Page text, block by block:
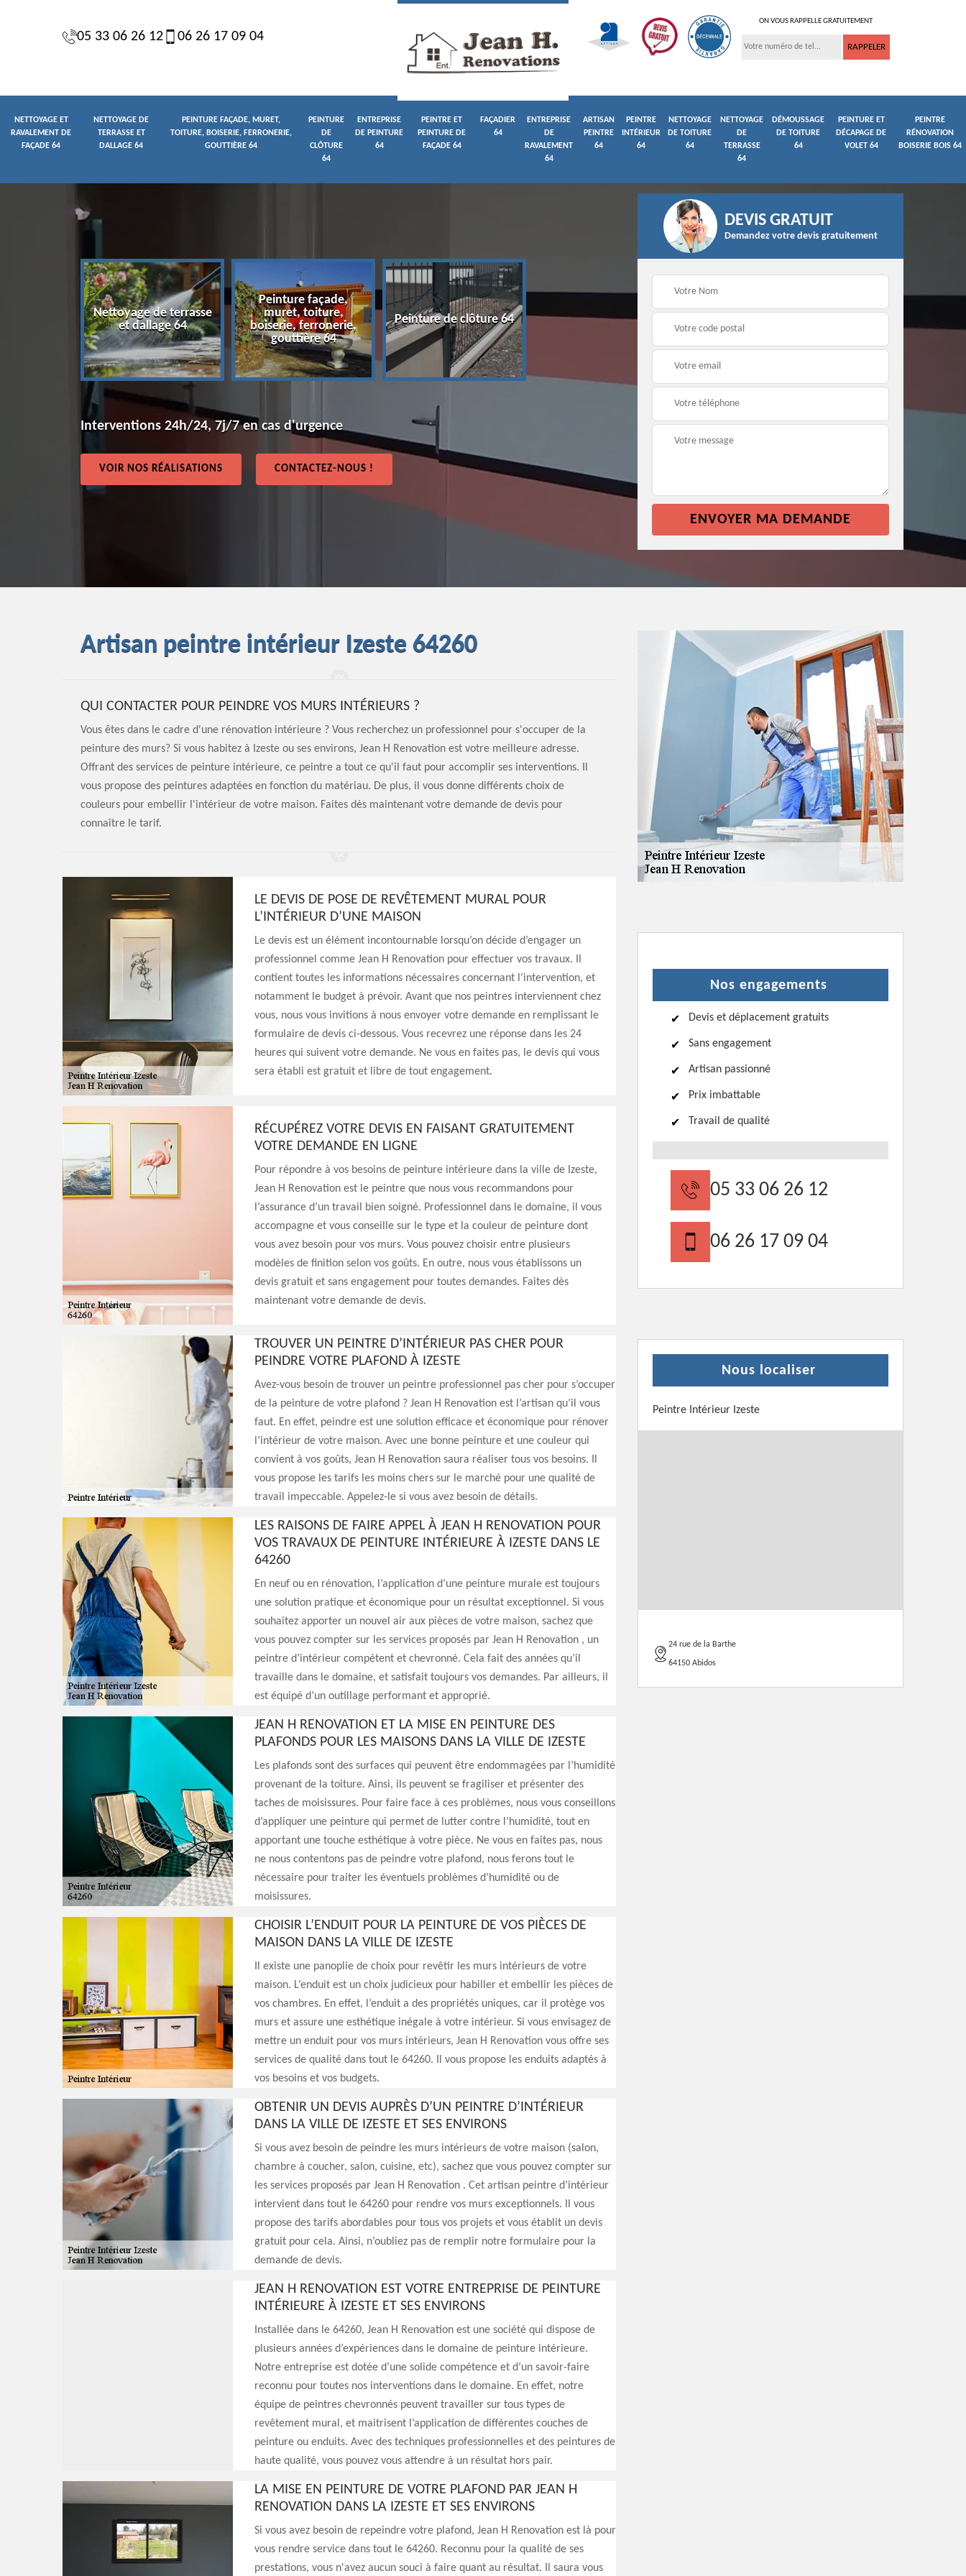
05 33 06 26 12 06 26 17 09 04
ON VOUS RAPPELLE GRATUITEMENT
NETTOYAGE ET
RAVALEMENT DE
FAÇADE 64
NETTOYAGE DE
TERRASSE ET
DALLAGE 64
PEINTURE FAÇADE, MURET,
TOITURE, BOISERIE, FERRONERIE,
GOUTTIÈRE 64
PEINTURE
DE
CLÔTURE
64
ENTREPRISE
DE PEINTURE
64
PEINTRE ET
PEINTURE DE
FAÇADE 64
FAÇADIER
64
ENTREPRISE
DE
RAVALEMENT
64
ARTISAN
PEINTRE
64
PEINTRE
INTÉRIEUR
64
NETTOYAGE
DE TOITURE
64
NETTOYAGE
DE
TERRASSE
64
DÉMOUSSAGE
DE TOITURE
64
PEINTURE ET
DÉCAPAGE DE
VOLET 64
PEINTRE
RÉNOVATION
BOISERIE BOIS 64
Nettoyage de terrasse
et dallage 64
Peinture façade,
muret, toiture,
boiserie, ferronerie,
gouttière 64
Peinture de clôture 64
Entreprise de peinture
Peintre et peinture de
façade 64
Façadier 64
Interventions 24h/24, 7j/7 en cas d'urgence
VOIR NOS RÉALISATIONS CONTACTEZ-NOUS !
DEVIS GRATUIT
Demandez votre devis gratuitement
Artisan peintre intérieur Izeste 64260
QUI CONTACTER POUR PEINDRE VOS MURS INTÉRIEURS ?
Vous êtes dans le cadre d'une rénovation intérieure ? Vous recherchez un professionnel pour s'occuper de la
peinture des murs? Si vous habitez à Izeste ou ses environs, Jean H Renovation est votre meilleure adresse.
Offrant des services de peinture intérieure, ce peintre a tout ce qu'il faut pour accomplir ses interventions. Il
vous propose des peintures adaptées en fonction du matériau. De plus, il vous donne différents choix de
couleurs pour embellir l'intérieur de votre maison. Faites dès maintenant votre demande de devis pour
connaître le tarif.
LE DEVIS DE POSE DE REVÊTEMENT MURAL POUR
L’INTÉRIEUR D’UNE MAISON
Le devis est un élément incontournable lorsqu’on décide d’engager un
professionnel comme Jean H Renovation pour effectuer vos travaux. Il
contient toutes les informations nécessaires concernant l’intervention, et
notamment le budget à prévoir. Avant que nos peintres interviennent chez
vous, nous vous invitions à nous envoyer votre demande en remplissant le
formulaire de devis ci-dessous. Vous recevrez une réponse dans les 24
heures qui suivent votre demande. Ne vous en faites pas, le devis qui vous
sera établi est gratuit et libre de tout engagement.
RÉCUPÉREZ VOTRE DEVIS EN FAISANT GRATUITEMENT
VOTRE DEMANDE EN LIGNE
Pour répondre à vos besoins de peinture intérieure dans la ville de Izeste,
Jean H Renovation est le peintre que nous vous recommandons pour
l’assurance d’un travail bien soigné. Professionnel dans le domaine, il vous
accompagne et vous conseille sur le type et la couleur de peinture dont
vous avez besoin pour vos murs. Vous pouvez choisir entre plusieurs
modèles de finition selon vos goûts. En outre, nous vous établissons un
devis gratuit et sans engagement pour toutes demandes. Faites dès
maintenant votre demande de devis.
TROUVER UN PEINTRE D’INTÉRIEUR PAS CHER POUR
PEINDRE VOTRE PLAFOND À IZESTE
Avez-vous besoin de trouver un peintre professionnel pas cher pour s’occuper
de la peinture de votre plafond ? Jean H Renovation est l’artisan qu’il vous
faut. En effet, peindre est une solution efficace et économique pour rénover
l’intérieur de votre maison. Avec une bonne peinture et une couleur qui
convient à vos goûts, Jean H Renovation saura réaliser tous vos besoins. Il
vous propose les tarifs les moins chers sur le marché pour une qualité de
travail impeccable. Appelez-le si vous avez besoin de détails.
LES RAISONS DE FAIRE APPEL À JEAN H RENOVATION POUR
VOS TRAVAUX DE PEINTURE INTÉRIEURE À IZESTE DANS LE
64260
En neuf ou en rénovation, l’application d’une peinture murale est toujours
une solution pratique et économique pour un résultat exceptionnel. Si vous
souhaitez apporter un nouvel air aux pièces de votre maison, sachez que
vous pouvez compter sur les services proposés par Jean H Renovation , un
peintre d’intérieur compétent et chevronné. Cela fait des années qu’il
travaille dans le domaine, et satisfait toujours vos demandes. Par ailleurs, il
est équipé d’un outillage performant et approprié.
JEAN H RENOVATION ET LA MISE EN PEINTURE DES
PLAFONDS POUR LES MAISONS DANS LA VILLE DE IZESTE
Les plafonds sont des surfaces qui peuvent être endommagées par l’humidité
provenant de la toiture. Ainsi, ils peuvent se fragiliser et présenter des
taches de moisissures. Pour faire face à ces problèmes, nous vous conseillons
d’appliquer une peinture qui permet de lutter contre l’humidité, tout en
apportant une touche esthétique à votre pièce. Ne vous en faites pas, nous
ne nous contentons pas de peindre votre plafond, nous ferons tout le
nécessaire pour traiter les éventuels problèmes d’humidité ou de
moisissures.
CHOISIR L’ENDUIT POUR LA PEINTURE DE VOS PIÈCES DE
MAISON DANS LA VILLE DE IZESTE
Il existe une panoplie de choix pour revêtir les murs intérieurs de votre
maison. L’enduit est un choix judicieux pour habiller et embellir les pièces de
vos chambres. En effet, l’enduit a des propriétés uniques, car il protège vos
murs et assure une esthétique inégale à votre intérieur. Si vous envisagez de
mettre un enduit pour vos murs intérieurs, Jean H Renovation vous offre ses
services de qualité dans tout le 64260. Il vous propose les enduits adaptés à
vos besoins et vos budgets.
OBTENIR UN DEVIS AUPRÈS D’UN PEINTRE D’INTÉRIEUR
DANS LA VILLE DE IZESTE ET SES ENVIRONS
Si vous avez besoin de peindre les murs intérieurs de votre maison (salon,
chambre à coucher, salon, cuisine, etc), sachez que vous pouvez compter sur
les services proposés par Jean H Renovation . Cet artisan peintre d’intérieur
intervient dans tout le 64260 pour rendre vos murs exceptionnels. Il vous
propose des tarifs abordables pour tous vos projets et vous établit un devis
gratuit pour cela. Ainsi, n’oubliez pas de remplir notre formulaire pour la
demande de devis.
JEAN H RENOVATION EST VOTRE ENTREPRISE DE PEINTURE
INTÉRIEURE À IZESTE ET SES ENVIRONS
Installée dans le 64260, Jean H Renovation est une société qui dispose de
plusieurs années d’expériences dans le domaine de peinture intérieure.
Notre entreprise est dotée d’une solide compétence et d’un savoir-faire
reconnu pour toutes nos interventions dans le domaine. En effet, notre
équipe de peintres chevronnés peuvent travailler sur tous types de
revêtement mural, et maitrisent l’application de différentes couches de
peinture ou enduits. Avec des techniques professionnelles et des peintures de
haute qualité, vous pouvez vous attendre à un résultat hors pair.
LA MISE EN PEINTURE DE VOTRE PLAFOND PAR JEAN H
RENOVATION DANS LA IZESTE ET SES ENVIRONS
Si vous avez besoin de repeindre votre plafond, Jean H Renovation est là pour
vous rendre service dans tout le 64260. Reconnu pour la qualité de ses
prestations, vous n'avez aucun souci à faire quant au résultat. Il saura vous
Nos engagements
Devis et déplacement gratuits
Sans engagement
Artisan passionné
Prix imbattable
Travail de qualité
05 33 06 26 12
06 26 17 09 04
Nous localiser
Peintre Intérieur Izeste
24 rue de la Barthe
64150 Abidos